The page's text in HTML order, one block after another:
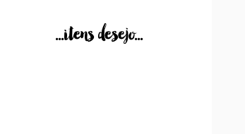
...itens desejo...